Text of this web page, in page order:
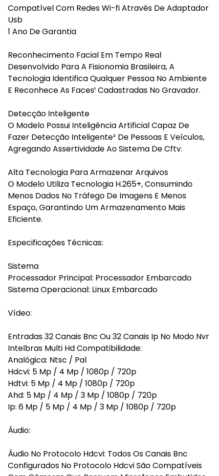
Compatível Com Redes Wi-fi Através De Adaptador
Usb
1 Ano De Garantia
Reconhecimento Facial Em Tempo Real
Desenvolvido Para A Fisionomia Brasileira, A
Tecnologia Identifica Qualquer Pessoa No Ambiente
E Reconhece As Faces¹ Cadastradas No Gravador.
Detecção Inteligente
O Modelo Possui Inteligência Artificial Capaz De
Fazer Detecção Inteligente² De Pessoas E Veículos,
Agregando Assertividade Ao Sistema De Cftv.
Alta Tecnologia Para Armazenar Arquivos
O Modelo Utiliza Tecnologia H.265+, Consumindo
Menos Dados No Tráfego De Imagens E Menos
Espaço, Garantindo Um Armazenamento Mais
Eficiente.
Especificações Técnicas:
Sistema
Processador Principal: Processador Embarcado
Sistema Operacional: Linux Embarcado
Vídeo:
Entradas 32 Canais Bnc Ou 32 Canais Ip No Modo Nvr
Intelbras Multi Hd Compatibilidade:
Analógica: Ntsc / Pal
Hdcvi: 5 Mp / 4 Mp / 1080p / 720p
Hdtvi: 5 Mp / 4 Mp / 1080p / 720p
Ahd: 5 Mp / 4 Mp / 3 Mp / 1080p / 720p
Ip: 6 Mp / 5 Mp / 4 Mp / 3 Mp / 1080p / 720p
Áudio:
Áudio No Protocolo Hdcvi: Todos Os Canais Bnc
Configurados No Protocolo Hdcvi São Compatíveis